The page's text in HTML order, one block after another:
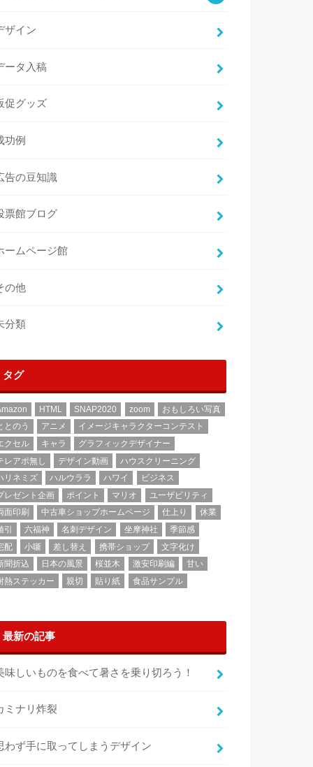
ザイン
ータ入稿
促グッズ
功例
告の豆知識
票館ブログ
ームページ館
の他
分類
タグ
HTML SNAP2020 zoom
おもしろい写真
とのう
アニメ
イメージキャラクターコンテスト
クセル
キャラ
グラフィックデザイナー
レアポ無し
デザイン動画
ハウスクリーニング
リネミズ
ハルウララ ハワイ
ビジネス
レゼント企画
ポイント マリオ
ユーザビリティ
面印刷
中古車ショップホームページ 仕上り
休業
引
六福神 名刺デザイン 坐摩神社
季節感
配
小噺 差し替え 携帯ショップ
文字化け
聞折込
日本の風景 桜並木 激安印刷編
甘い
熱ステッカー
親切 貼り紙 食品サンプル
最新の記事
味しいものを食べて暑さを乗り切ろう！
ミナリ炸裂
わず手に取ってしまうデザイン